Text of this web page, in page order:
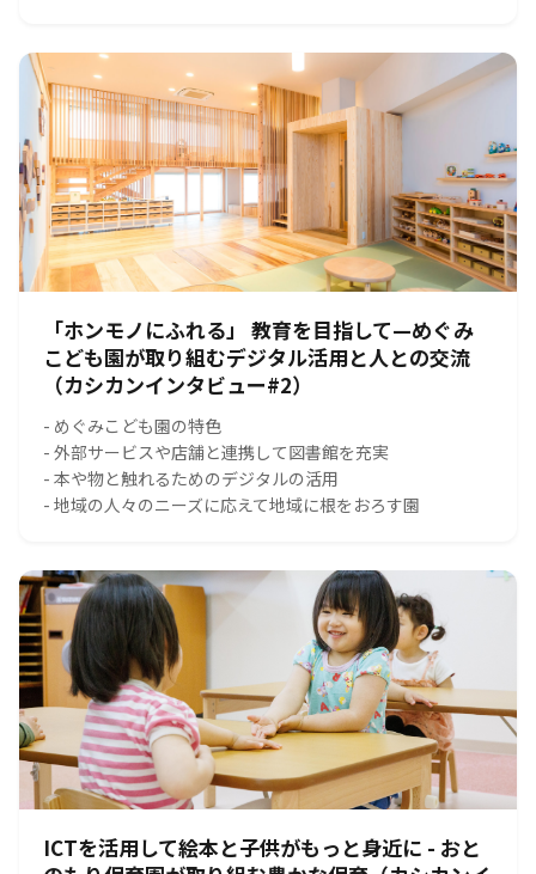
「ホンモノにふれる」 教育を目指して—めぐみ
こども園が取り組むデジタル活用と人との交流
（カシカンインタビュー#2）
- めぐみこども園の特色
- 外部サービスや店舗と連携して図書館を充実
- 本や物と触れるためのデジタルの活用
- 地域の人々のニーズに応えて地域に根をおろす園
ICTを活用して絵本と子供がもっと身近に - おと